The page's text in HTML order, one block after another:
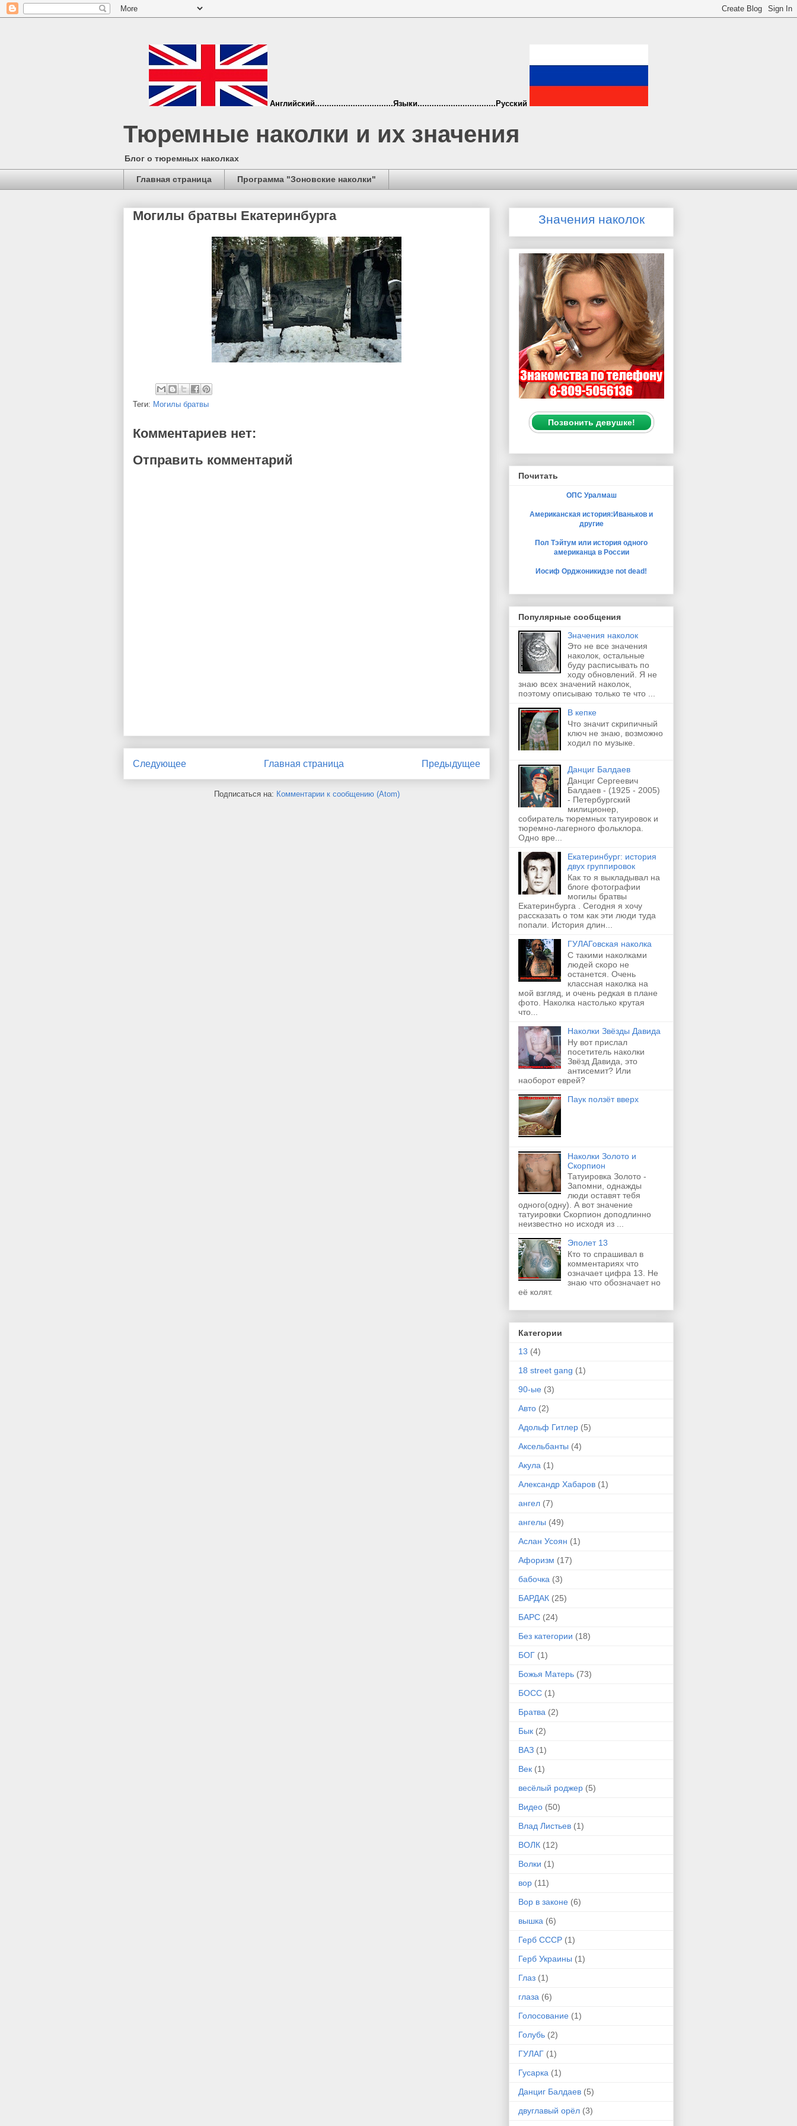
Английский.................................Языки.................................Русский
Тюремные наколки и их значения
Блог о тюремных наколках
Главная страница Программа "Зоновские наколки"
Могилы братвы Екатеринбурга
Теги: Могилы братвы
Комментариев нет:
Отправить комментарий
Следующее Предыдущее
Главная страница
Подписаться на: Комментарии к сообщению (Atom)
Значения наколок
Позвонить девушке!
Почитать
ОПС Уралмаш
Американская история:Иваньков и
другие
Пол Тэйтум или история одного
американца в России
Иосиф Орджоникидзе not dead!
Популярные сообщения
Значения наколок
Это не все значения
наколок, остальные
буду расписывать по
ходу обновлений. Я не
знаю всех значений наколок,
поэтому описываю только те что ...
В кепке
Что значит скрипичный
ключ не знаю, возможно
ходил по музыке.
Данциг Балдаев
Данциг Сергеевич
Балдаев - (1925 - 2005)
- Петербургский
милиционер,
собиратель тюремных татуировок и
тюремно-лагерного фольклора.
Одно вре...
Екатеринбург: история
двух группировок
Как то я выкладывал на
блоге фотографии
могилы братвы
Екатеринбурга . Сегодня я хочу
рассказать о том как эти люди туда
попали. История длин...
ГУЛАГовская наколка
С такими наколками
людей скоро не
останется. Очень
классная наколка на
мой взгляд, и очень редкая в плане
фото. Наколка настолько крутая
что...
Наколки Звёзды Давида
Ну вот прислал
посетитель наколки
Звёзд Давида, это
антисемит? Или
наоборот еврей?
Паук ползёт вверх
Наколки Золото и
Скорпион
Татуировка Золото -
Запомни, однажды
люди оставят тебя
одного(одну). А вот значение
татуировки Скорпион доподлинно
неизвестно но исходя из ...
Эполет 13
Кто то спрашивал в
комментариях что
означает цифра 13. Не
знаю что обозначает но
её колят.
Категории
13 (4)
18 street gang (1)
90-ые (3)
Авто (2)
Адольф Гитлер (5)
Аксельбанты (4)
Акула (1)
Александр Хабаров (1)
ангел (7)
ангелы (49)
Аслан Усоян (1)
Афоризм (17)
бабочка (3)
БАРДАК (25)
БАРС (24)
Без категории (18)
БОГ (1)
Божья Матерь (73)
БОСС (1)
Братва (2)
Бык (2)
ВАЗ (1)
Век (1)
весёлый роджер (5)
Видео (50)
Влад Листьев (1)
ВОЛК (12)
Волки (1)
вор (11)
Вор в законе (6)
вышка (6)
Герб СССР (1)
Герб Украины (1)
Глаз (1)
глаза (6)
Голосование (1)
Голубь (2)
ГУЛАГ (1)
Гусарка (1)
Данциг Балдаев (5)
двуглавый орёл (3)